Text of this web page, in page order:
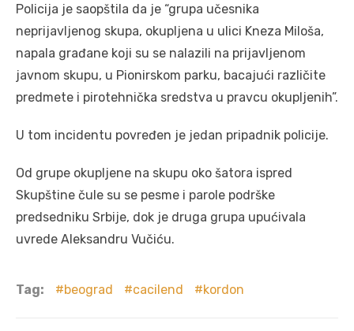
Policija je saopštila da je “grupa učesnika
neprijavljenog skupa, okupljena u ulici Kneza Miloša,
napala građane koji su se nalazili na prijavljenom
javnom skupu, u Pionirskom parku, bacajući različite
predmete i pirotehnička sredstva u pravcu okupljenih”.
U tom incidentu povređen je jedan pripadnik policije.
Od grupe okupljene na skupu oko šatora ispred
Skupštine čule su se pesme i parole podrške
predsedniku Srbije, dok je druga grupa upućivala
uvrede Aleksandru Vučiću.
Tag: beograd cacilend kordon